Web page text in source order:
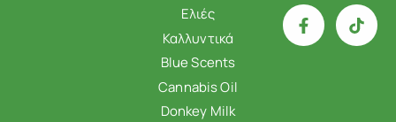
Ελιές
Καλλυντικά
Blue Scents
Cannabis Oil
Donkey Milk